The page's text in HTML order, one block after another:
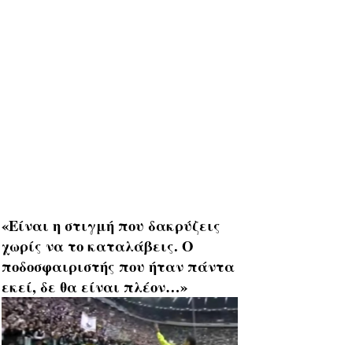
«Είναι η στιγμή που δακρύζεις
χωρίς να το καταλάβεις. Ο
ποδοσφαιριστής που ήταν πάντα
εκεί, δε θα είναι πλέον…»